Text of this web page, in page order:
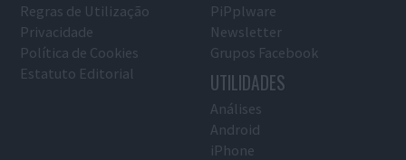
Regras de Utilização
Privacidade
Política de Cookies
Estatuto Editorial
PiPplware
Newsletter
Grupos Facebook
UTILIDADES
Análises
Android
iPhone